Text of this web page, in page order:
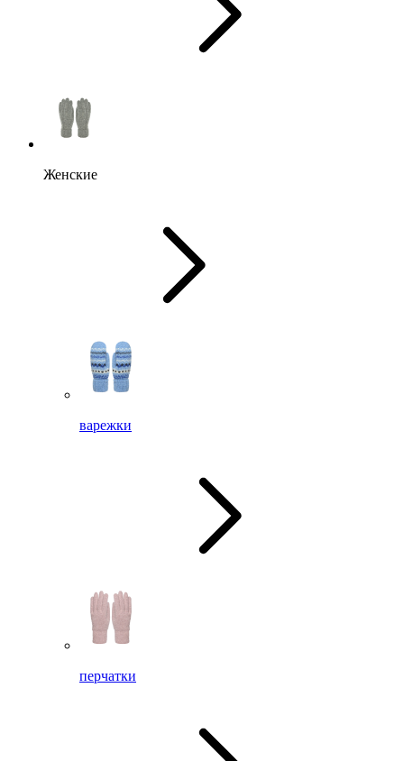
Женские
варежки
перчатки